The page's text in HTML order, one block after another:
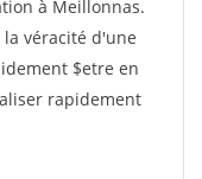
à Meillonnas.
véracité d'une
$etre en
rapidement